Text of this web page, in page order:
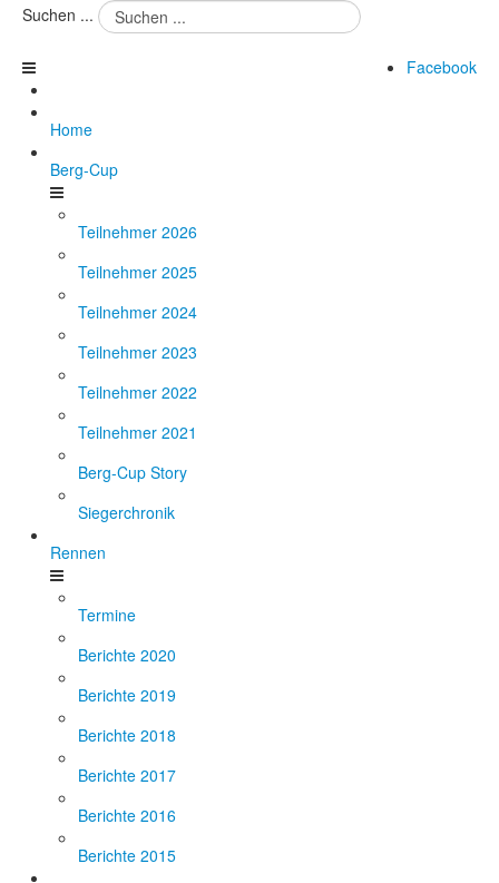
Suchen ...
Facebook
Home
Berg-Cup
Teilnehmer 2026
Teilnehmer 2025
Teilnehmer 2024
Teilnehmer 2023
Teilnehmer 2022
Teilnehmer 2021
Berg-Cup Story
Siegerchronik
Rennen
Termine
Berichte 2020
Berichte 2019
Berichte 2018
Berichte 2017
Berichte 2016
Berichte 2015